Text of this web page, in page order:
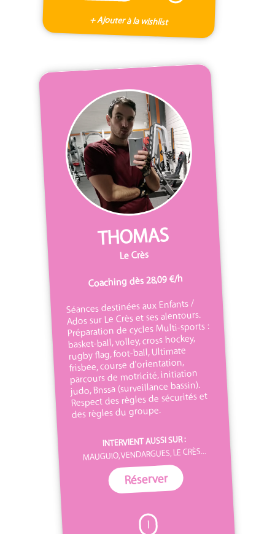
+ Ajouter à la wishlist
THOMAS
Le Crès
Coaching dès 28,09 €/h
Séances destinées aux Enfants /
Ados sur Le Crès et ses alentours.
Préparation de cycles Multi-sports :
basket-ball, volley, cross hockey,
rugby flag, foot-ball, Ultimate
frisbee, course d'orientation,
parcours de motricité, initiation
judo, Bnssa (surveillance bassin).
Respect des règles de sécurités et
des règles du groupe.
INTERVIENT AUSSI SUR :
MAUGUIO, VENDARGUES, LE CRÈS...
Réserver
I